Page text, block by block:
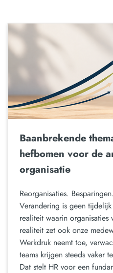
Baanbrekende
hefbomen voor de
organisatie
Reorganisaties.
Verandering is geen
realiteit waarin organisaties
realiteit zet ook onze
Werkdruk neemt toe,
teams krijgen steeds vaker
Dat stelt HR voor een